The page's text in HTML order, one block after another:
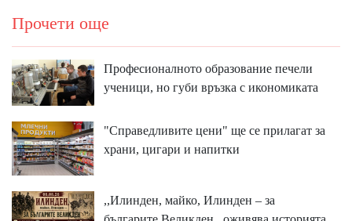
Прочети още
Професионалното образование печели
ученици, но губи връзка с икономиката
"Справедливите цени" ще се прилагат за
храни, цигари и напитки
,,Илинден, майко, Илинден – за